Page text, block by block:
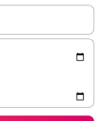
navega con las